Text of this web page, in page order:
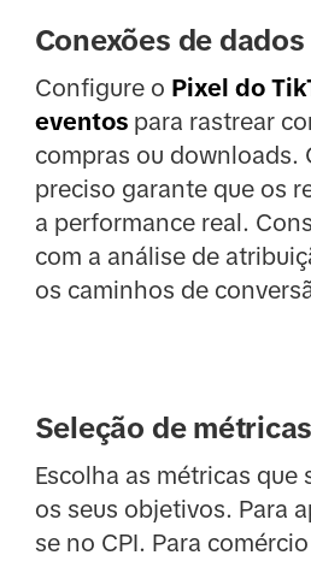
Conexões de dados
Configure o Pixel do
eventospara rastrear
compras ou downloads.
preciso garante que os
a performance real.
com a análise de
os caminhos de
Seleção de métricas
Escolha as métricas que
os seus objetivos. Para
se no CPI. Para